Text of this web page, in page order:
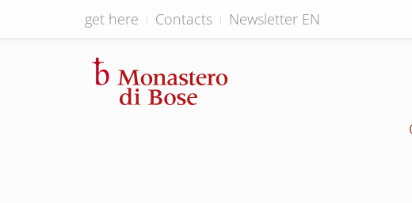
get here Contacts Newsletter EN